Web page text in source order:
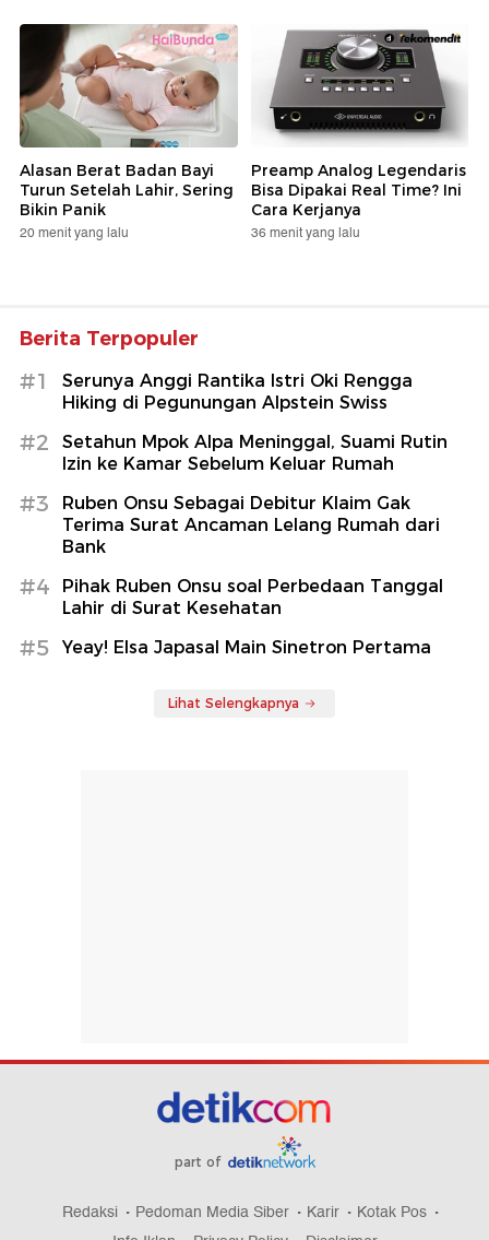
Alasan Berat Badan Bayi
Turun Setelah Lahir, Sering
Bikin Panik
20 menit yang lalu
Preamp Analog Legendaris
Bisa Dipakai Real Time? Ini
Cara Kerjanya
36 menit yang lalu
Berita Terpopuler
#1
Serunya Anggi Rantika Istri Oki Rengga
Hiking di Pegunungan Alpstein Swiss
#2
Setahun Mpok Alpa Meninggal, Suami Rutin
Izin ke Kamar Sebelum Keluar Rumah
#3
Ruben Onsu Sebagai Debitur Klaim Gak
Terima Surat Ancaman Lelang Rumah dari
Bank
#4
Pihak Ruben Onsu soal Perbedaan Tanggal
Lahir di Surat Kesehatan
#5 Yeay! Elsa Japasal Main Sinetron Pertama
Lihat Selengkapnya
part of
Redaksi Pedoman Media Siber Karir
Kotak Pos